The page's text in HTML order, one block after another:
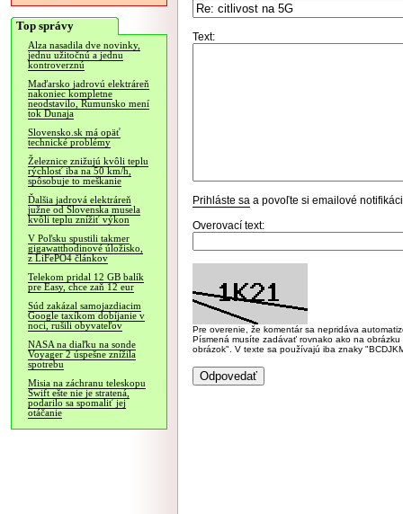
Top správy
Alza nasadila dve novinky,
jednu užitočnú a jednu
kontroverznú
Maďarsko jadrovú elektráreň
nakoniec kompletne
neodstavilo, Rumunsko mení
tok Dunaja
Slovensko.sk má opäť
technické problémy
Železnice znižujú kvôli teplu
rýchlosť iba na 50 km/h,
spôsobuje to meškanie
Ďalšia jadrová elektráreň
južne od Slovenska musela
kvôli teplu znížiť výkon
V Poľsku spustili takmer
gigawatthodinové úložisko,
z LiFePO4 článkov
Telekom pridal 12 GB balík
pre Easy, chce zaň 12 eur
Súd zakázal samojazdiacim
Google taxíkom dobíjanie v
noci, rušili obyvateľov
NASA na diaľku na sonde
Voyager 2 úspešne znížila
spotrebu
Misia na záchranu teleskopu
Swift ešte nie je stratená,
podarilo sa spomaliť jej
otáčanie
Text:
Prihláste sa a povoľte si emailové
Overovací text:
Pre overenie, že komentár sa nepridáva
Písmená musíte zadávať rovnako ako na
obrázok". V texte sa používajú iba znaky